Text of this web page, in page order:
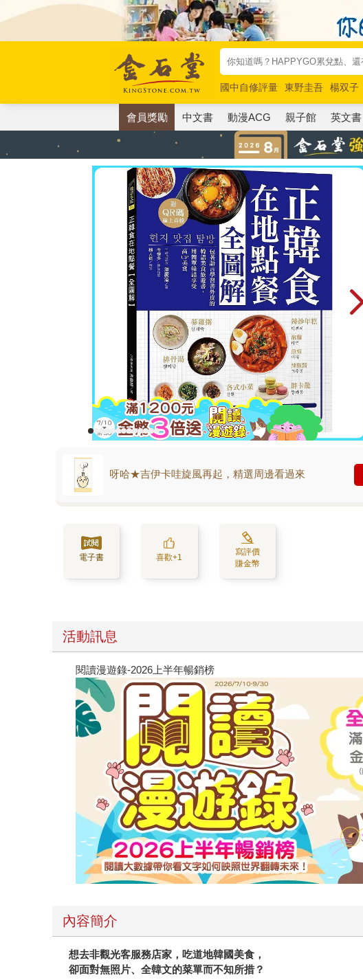
國中自修評量 東野圭吾 楊双子
唯紅花綻放
奧德賽 路邊攤新作
會員獎勵 中文書 動漫ACG 親子館 英文書
呀哈★吉伊卡哇旋風再起，精選周邊看過來
電子書 喜歡+1
寫評價
賺金幣
活動訊息
閱讀漫遊錄-2026上半年暢銷榜
內容簡介
想去非觀光客服務店家，吃道地韓國美食，
卻面對無照片、全韓文的菜單而不知所措？